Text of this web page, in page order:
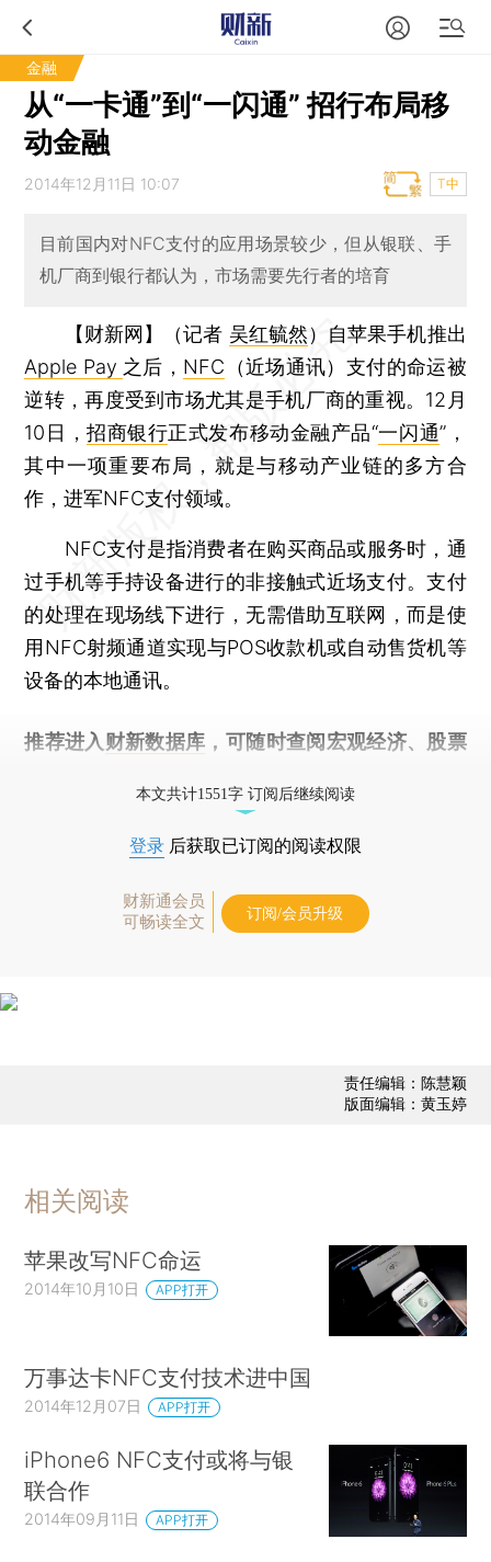
金融
从“一卡通”到“一闪通” 招行布局移
动金融
2014年12月11日 10:07 T中
目前国内对NFC支付的应用场景较少，但从银联、手
机厂商到银行都认为，市场需要先行者的培育
【财新网】（记者 吴红毓然） 自苹果手机推出
Apple Pay 之后， NFC （近场通讯）支付的命运被
逆转，再度受到市场尤其是手机厂商的重视。12月
10日，招商银行正式发布移动金融产品“一闪通”，
其中一项重要布局，就是与移动产业链的多方合
作，进军NFC支付领域。
NFC支付是指消费者在购买商品或服务时，通
过手机等手持设备进行的非接触式近场支付。支付
的处理在现场线下进行，无需借助互联网，而是使
用NFC射频通道实现与POS收款机或自动售货机等
设备的本地通讯。
推荐进入 财新数据库 ，可随时查阅宏观经济、股票
本文共计1551字 订阅后继续阅读
登录 后获取已订阅的阅读权限
财新通会员
可畅读全文
订阅/会员升级
责任编辑：陈慧颖
版面编辑：黄玉婷
相关阅读
苹果改写NFC命运
2014年10月10日 APP打开
万事达卡NFC支付技术进中国
2014年12月07日 APP打开
iPhone6 NFC支付或将与银
联合作
2014年09月11日 APP打开